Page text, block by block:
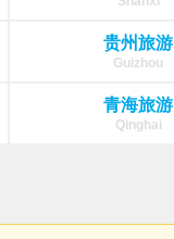
贵州旅游
Guizhou
青海旅游
Qinghai